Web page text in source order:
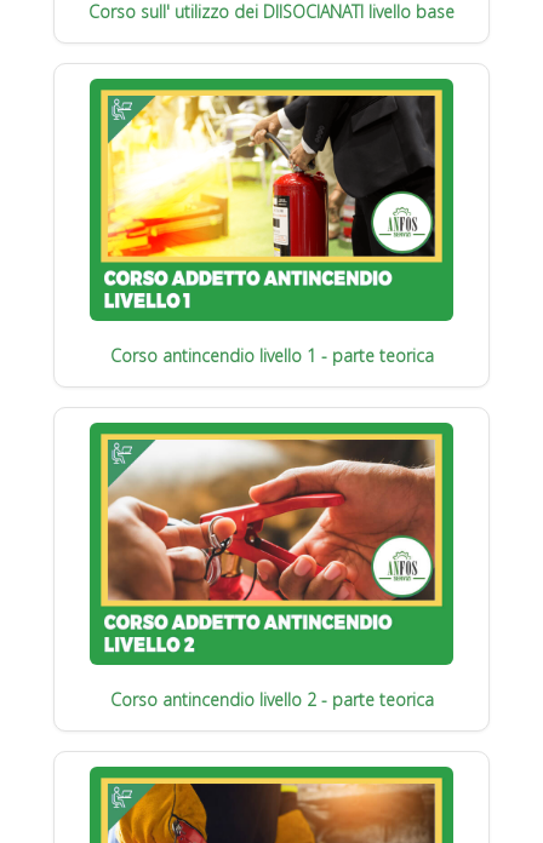
Corso sull' utilizzo dei DIISOCIANATI livello base
Corso antincendio livello 1 - parte teorica
Corso antincendio livello 2 - parte teorica